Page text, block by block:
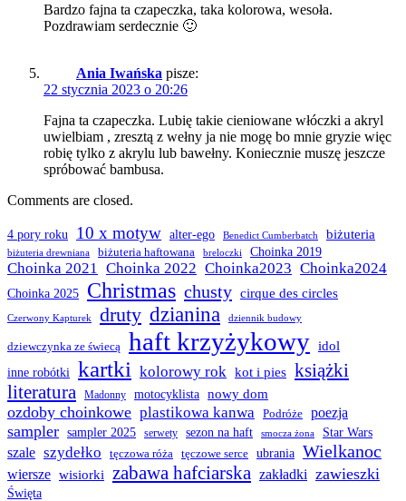
Bardzo fajna ta czapeczka, taka kolorowa, wesoła.
Pozdrawiam serdecznie 🙂
Ania Iwańska pisze:
22 stycznia 2023 o 20:26
Fajna ta czapeczka. Lubię takie cieniowane włóczki a akryl
uwielbiam , zresztą z wełny ja nie mogę bo mnie gryzie więc
robię tylko z akrylu lub bawełny. Koniecznie muszę jeszcze
spróbować bambusa.
Comments are closed.
4 pory roku 10 x motyw alter-ego Benedict Cumberbatch biżuteria
biżuteria drewniana biżuteria haftowana breloczki Choinka 2019
Choinka 2021 Choinka 2022 Choinka2023 Choinka2024
Choinka 2025 Christmas chusty cirque des circles
Czerwony Kapturek druty dzianina dziennik budowy
dziewczynka ze świecą haft krzyżykowy idol
inne robótki kartki kolorowy rok kot i pies książki
literatura
Madonny motocyklista nowy dom
ozdoby choinkowe plastikowa kanwa Podróże poezja
sampler sampler 2025 serwety sezon na haft smocza żona Star Wars
szale szydełko tęczowa róża tęczowe serce ubrania Wielkanoc
wiersze wisiorki zabawa hafciarska zakładki zawieszki
Święta